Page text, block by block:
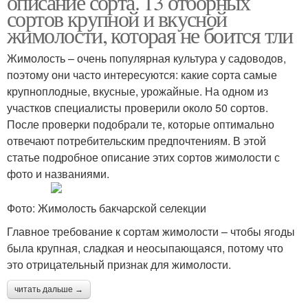
сортов крупной и вкусной
жимолости, которая не боится тли
Жимолость – очень популярная культура у садоводов,
поэтому они часто интересуются: какие сорта самые
крупноплодные, вкусные, урожайные. На одном из
участков специалисты проверили около 50 сортов.
После проверки подобрали те, которые оптимально
отвечают потребительским предпочтениям. В этой
статье подробное описание этих сортов жимолости с
фото и названиями.
Фото: Жимолость бакчарской селекции
Главное требование к сортам жимолости – чтобы ягоды
была крупная, сладкая и неосыпающаяся, потому что
это отрицательный признак для жимолости.
читать дальше →